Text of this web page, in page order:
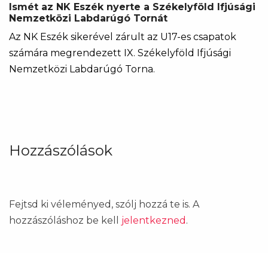
Ismét az NK Eszék nyerte a Székelyföld Ifjúsági
Nemzetközi Labdarúgó Tornát
Az NK Eszék sikerével zárult az U17-es csapatok
számára megrendezett IX. Székelyföld Ifjúsági
Nemzetközi Labdarúgó Torna.
Hozzászólások
Fejtsd ki véleményed, szólj hozzá te is. A
hozzászóláshoz be kell jelentkezned .